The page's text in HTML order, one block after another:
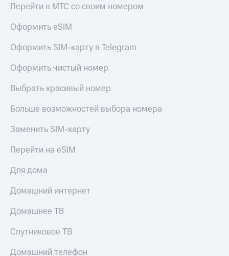
Перейти в МТС со своим номером
Оформить eSIM
Оформить SIM-карту в Telegram
Оформить чистый номер
Выбрать красивый номер
Больше возможностей выбора номера
Заменить SIM-карту
Перейти на eSIM
Для дома
Домашний интернет
Домашнее ТВ
Спутниковое ТВ
Домашний телефон